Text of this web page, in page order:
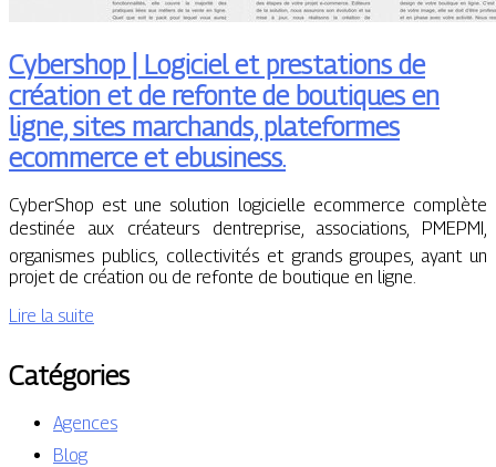
Cybershop | Logiciel et prestations de
création et de refonte de boutiques en
ligne, sites marchands, plateformes
ecommerce et ebusiness.
CyberShop est une solution logicielle ecommerce complète
destinée aux créateurs dentreprise, associations, PMEPMI,
organismes publics, collectivités et grands groupes, ayant un
projet de création ou de refonte de boutique en ligne.
Lire la suite
Catégories
Agences
Blog